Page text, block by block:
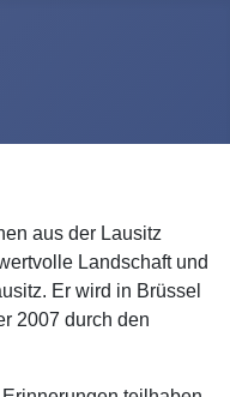
aus der Lausitz
Landschaft und
Er wird in Brüssel
2007 durch den